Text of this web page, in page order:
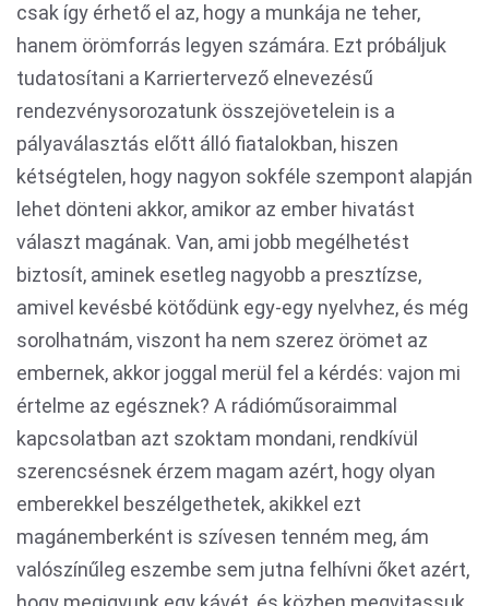
csak így érhető el az, hogy a munkája ne teher,
hanem örömforrás legyen számára. Ezt próbáljuk
tudatosítani a Karriertervező elnevezésű
rendezvénysorozatunk összejövetelein is a
pályaválasztás előtt álló fiatalokban, hiszen
kétségtelen, hogy nagyon sokféle szempont alapján
lehet dönteni akkor, amikor az ember hivatást
választ magának. Van, ami jobb megélhetést
biztosít, aminek esetleg nagyobb a presztízse,
amivel kevésbé kötődünk egy-egy nyelvhez, és még
sorolhatnám, viszont ha nem szerez örömet az
embernek, akkor joggal merül fel a kérdés: vajon mi
értelme az egésznek? A rádióműsoraimmal
kapcsolatban azt szoktam mondani, rendkívül
szerencsésnek érzem magam azért, hogy olyan
emberekkel beszélgethetek, akikkel ezt
magánemberként is szívesen tenném meg, ám
valószínűleg eszembe sem jutna felhívni őket azért,